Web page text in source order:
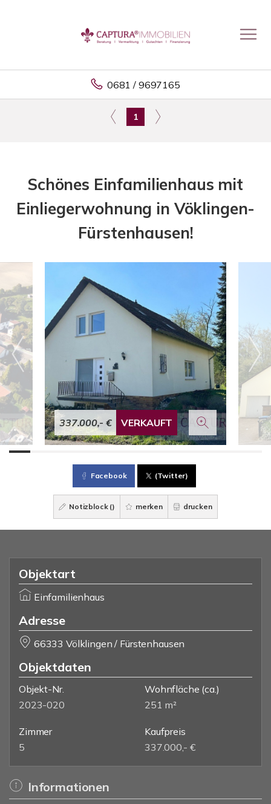
0681 / 9697165
1
Schönes Einfamilienhaus mit
Einliegerwohnung in Vöklingen-
Fürstenhausen!
337.000,- € VERKAUFT
Facebook (Twitter)
Notizblock () merken drucken
Objektart
Einfamilienhaus
Adresse
66333 Völklingen / Fürstenhausen
Objektdaten
Objekt-Nr.
2023-020
Wohnfläche (ca.)
251 m²
Zimmer
5
Kaufpreis
337.000,- €
Informationen